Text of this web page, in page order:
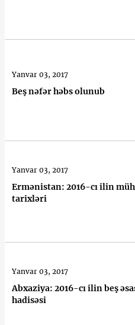
Beş nəfər həbs olunub
Yanvar 03, 2017
Ermənistan: 2016-cı ilin
tarixləri
Yanvar 03, 2017
Abxaziya: 2016-cı ilin beş
hadisəsi
Yanvar 03, 2017